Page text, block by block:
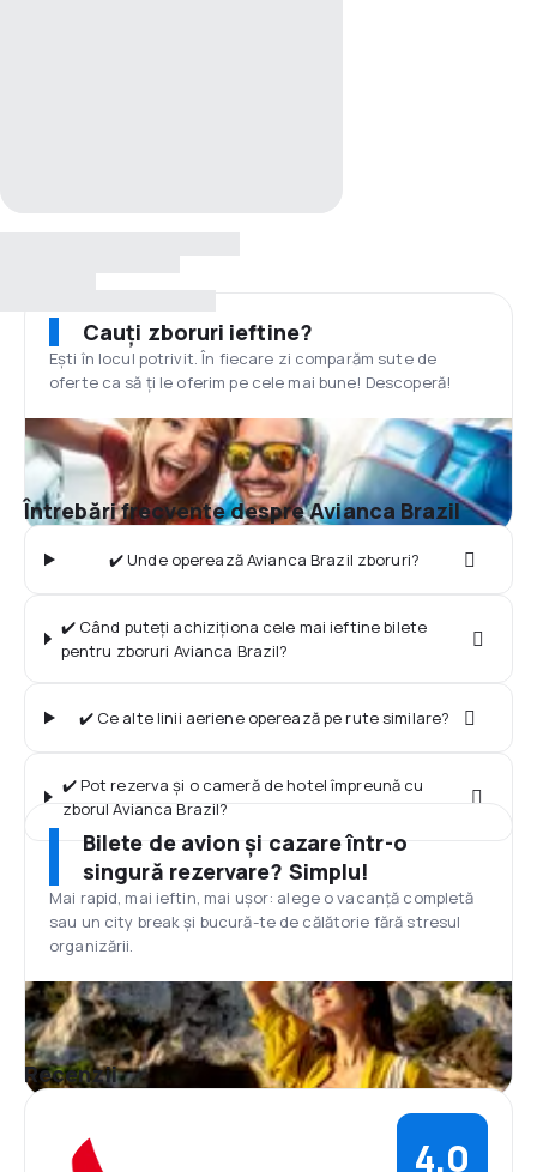
Cauți zboruri ieftine?
Ești în locul potrivit. În fiecare zi comparăm sute de
oferte ca să ți le oferim pe cele mai bune! Descoperă!
Întrebări frecvente despre Avianca Brazil
✔️ Unde operează Avianca Brazil zboruri?
✔️ Când puteți achiziționa cele mai ieftine bilete
pentru zboruri Avianca Brazil?
✔️ Ce alte linii aeriene operează pe rute similare?
✔️ Pot rezerva și o cameră de hotel împreună cu
zborul Avianca Brazil?
Bilete de avion și cazare într-o
singură rezervare? Simplu!
Mai rapid, mai ieftin, mai ușor: alege o vacanță completă
sau un city break și bucură-te de călătorie fără stresul
organizării.
Recenzii
4,0